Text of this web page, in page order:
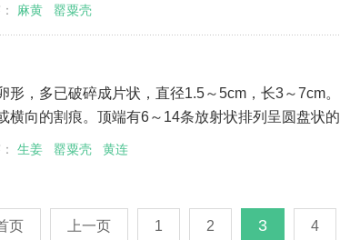
麻黄 罂粟壳
形，多已破碎成片状，直径1.5～5cm，长3～7cm
横向的割痕。顶端有6～14条放射状排列呈圆盘状
生姜 罂粟壳 黄连
页 上一页 1 2 3 4